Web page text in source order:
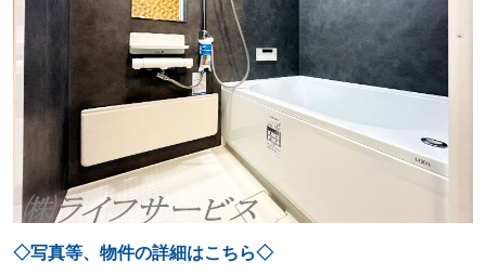
◇写真等、物件の詳細はこちら◇